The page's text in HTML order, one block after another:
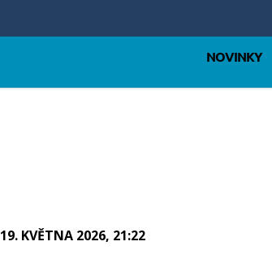
NOVINKY
19. KVĚTNA 2026, 21:22